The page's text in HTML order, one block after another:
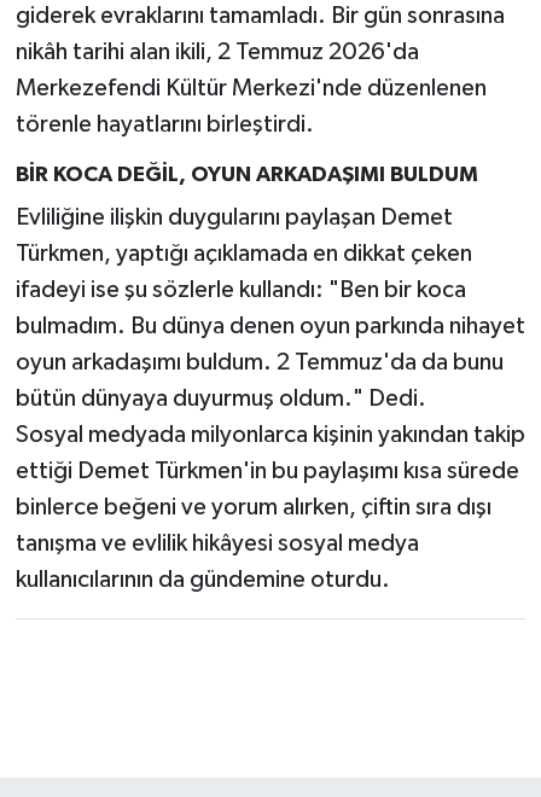
giderek evraklarını tamamladı. Bir gün sonrasına
nikâh tarihi alan ikili, 2 Temmuz 2026'da
Merkezefendi Kültür Merkezi'nde düzenlenen
törenle hayatlarını birleştirdi.
BİR KOCA DEĞİL, OYUN ARKADAŞIMI BULDUM
Evliliğine ilişkin duygularını paylaşan Demet
Türkmen, yaptığı açıklamada en dikkat çeken
ifadeyi ise şu sözlerle kullandı: "Ben bir koca
bulmadım. Bu dünya denen oyun parkında nihayet
oyun arkadaşımı buldum. 2 Temmuz'da da bunu
bütün dünyaya duyurmuş oldum." Dedi.
Sosyal medyada milyonlarca kişinin yakından takip
ettiği Demet Türkmen'in bu paylaşımı kısa sürede
binlerce beğeni ve yorum alırken, çiftin sıra dışı
tanışma ve evlilik hikâyesi sosyal medya
kullanıcılarının da gündemine oturdu.